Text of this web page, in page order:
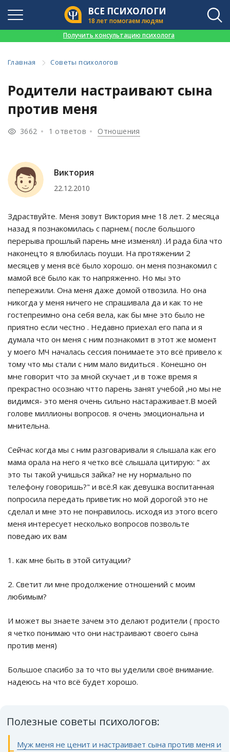
ВСЕ ПСИХОЛОГИ
18 лет помогаем людям
Получить консультацию психолога
Главная Советы психологов
Родители настраивают сына
против меня
3662 1 ответов Отношения
Виктория
22.12.2010
Здраствуйте. Меня зовут Виктория мне 18 лет. 2 месяца
назад я познакомилась с парнем.( после большого
перерыва прошлый парень мне изменял) .И рада біла что
наконецто я влюбилась поуши. На протяжении 2
месяцев у меня всё было хорошо. он меня познакомил с
мамой всё было как то напряженно. Но мы это
пепережили. Она меня даже домой отвозила. Но она
никогда у меня ничего не спрашивала да и как то не
гостепреимно она себя вела, как бы мне это было не
приятно если честно . Недавно приехал его папа и я
думала что он меня с ним познакомит в этот же момент
у моего МЧ началась сессия понимаете это всё привело к
тому что мы стали с ним мало видиться . Конешно он
мне говорит что за мной скучает ,и в тоже время я
прекрастно осознаю чтто парень занят учебой ,но мы не
видимся- это меня очень сильно настараживает.В моей
голове миллионы вопросов. я очень эмоциональна и
мнительна.
Сейчас когда мы с ним разговаривали я слышала как его
мама орала на него я четко всё слышала цитирую: " ах
это ты такой учишься зайка? не ну нормально по
телефону говоришь?" и всё.Я как девушка воспитанная
попросила передать приветик но мой дорогой это не
сделал и мне это не понравилось. исходя из этого всего
меня интересует несколько вопросов позвольте
поведаю их вам
1. как мне быть в этой ситуации?
2. Светит ли мне продолжение отношений с моим
любимым?
И может вы знаете зачем это делают родители ( просто
я четко понимаю что они настраивают своего сына
против меня)
Большое спасибо за то что вы уделили своё внимание.
надеюсь на что всё будет хорошо.
Полезные советы психологов:
Муж меня не ценит и настраивает сына против меня и